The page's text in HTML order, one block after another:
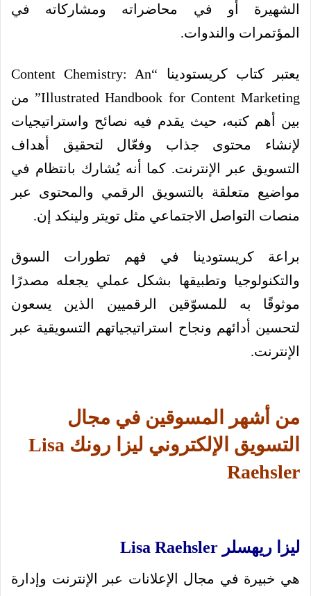
الشهيرة أو في محاضراته ومشاركاته في
المؤتمرات والندوات.
يعتبر كتاب كريستودينا “Content Chemistry: An
Illustrated Handbook for Content Marketing” من
بين أهم كتبه، حيث يقدم فيه نصائح واستراتيجيات
لإنشاء محتوى جذاب وفعّال لتحقيق أهداف
التسويق عبر الإنترنت. كما أنه يُشارك بانتظام في
مواضيع متعلقة بالتسويق الرقمي والمحتوى عبر
منصات التواصل الاجتماعي مثل تويتر ولينكد إن.
براعة كريستودينا في فهم تطورات السوق
والتكنولوجيا وتطبيقها بشكل عملي يجعله مصدرًا
موثوقًا به للمسوّقين الرقميين الذين يسعون
لتحسين أدائهم ونجاح استراتيجياتهم التسويقية عبر
الإنترنت.
من أشهر المسوقين في مجال
التسويق الإلكتروني ليزا رونك Lisa
Raehsler
ليزا ريهسلر Lisa Raehsler
هي خبيرة في مجال الإعلانات عبر الإنترنت وإدارة